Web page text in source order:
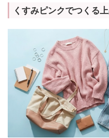
くすみピンクでつくる